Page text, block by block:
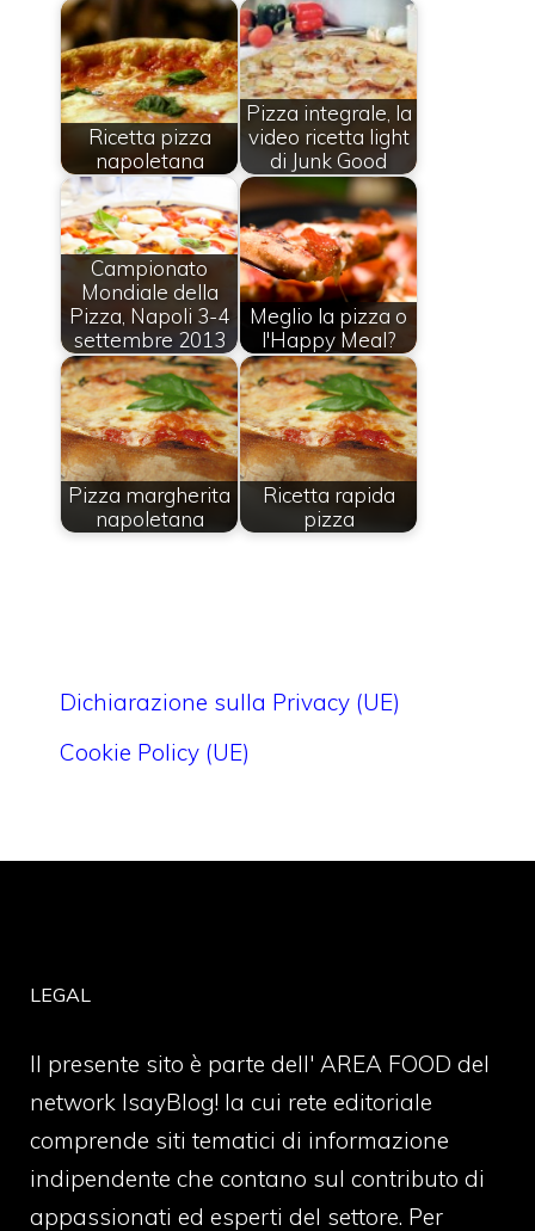
Ricetta pizza
napoletana
Pizza integrale, la
video ricetta light
di Junk Good
Campionato
Mondiale della
Pizza, Napoli 3-4
settembre 2013
Meglio la pizza o
l'Happy Meal?
Pizza margherita
napoletana
Ricetta rapida
pizza
Dichiarazione sulla Privacy (UE)
Cookie Policy (UE)
LEGAL
Il presente sito è parte dell' AREA FOOD del
network IsayBlog! la cui rete editoriale
comprende siti tematici di informazione
indipendente che contano sul contributo di
appassionati ed esperti del settore. Per